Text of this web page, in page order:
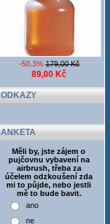
-50.3%179,00 Kč
89,00 Kč
ODKAZY
ANKETA
Měli by, jste zájem o
pujčovnu vybavení na
airbrush, třeba za
účelem odzkoušení zda
mi to půjde, nebo jestli
mě to bude bavit.
ano
ne